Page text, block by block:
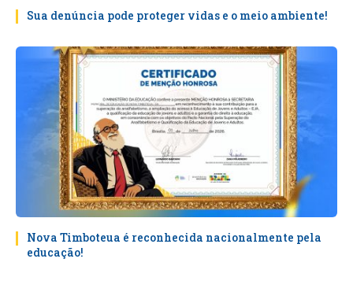
Sua denúncia pode proteger vidas e o meio ambiente!
Nova Timboteua é reconhecida nacionalmente pela
educação!